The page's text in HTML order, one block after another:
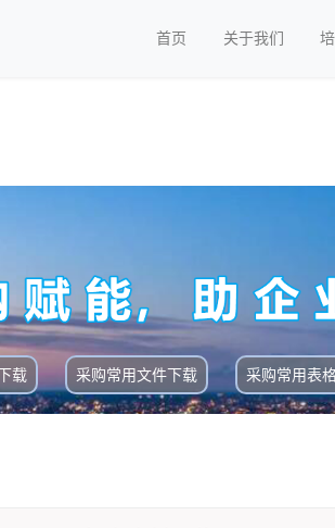
首页 关于我们
载 采购常用文件下载 采购常用表